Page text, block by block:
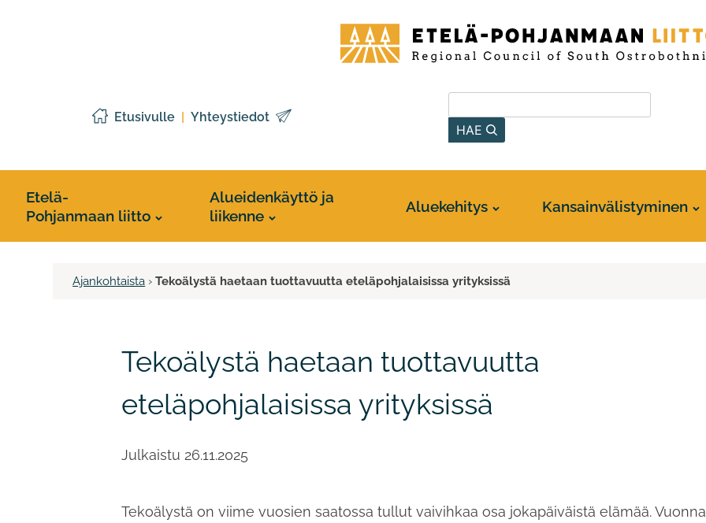
Pohjanmaan
liitto
Etusivulle Yhteystiedot
HAE
Etelä-
Pohjanmaan liitto
Alueidenkäyttö ja
liikenne
Aluekehitys Kansainvälistyminen
Ajankohtaista ›Tekoälystä haetaan tuottavuutta eteläpohjalaisissa yrityksissä
Tekoälystä haetaan tuottavuutta
eteläpohjalaisissa yrityksissä
Julkaistu 26.11.2025
Tekoälystä on viime vuosien saatossa tullut vaivihkaa osa jokapäiväistä elämää. Vuonna